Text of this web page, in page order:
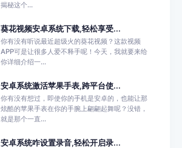
揭秘这个...
葵花视频安卓系统下载,轻松享受...
你有没有听说最近超级火的葵花视频？这款视频
APP可是让很多人爱不释手呢！今天，我就要来给
你详细介绍一...
安卓系统激活苹果手表,跨平台使...
你有没有想过，即使你的手机是安卓的，也能让那
炫酷的苹果手表在你的手腕上翩翩起舞呢？没错，
就是那个一直...
安卓系统咋设置录音,轻松开启录...